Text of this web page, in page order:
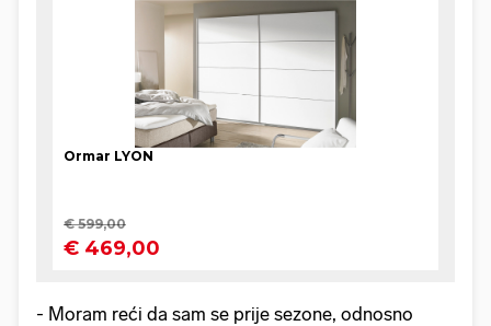
- Moram reći da sam se prije sezone, odnosno